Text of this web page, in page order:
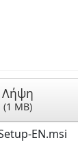
Λήψη
(1 MB)
EN.msi